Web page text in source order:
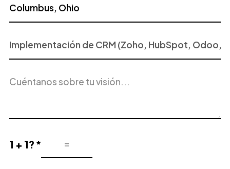
o
Servicio
Interés
del
1 + 1? *
Resultado